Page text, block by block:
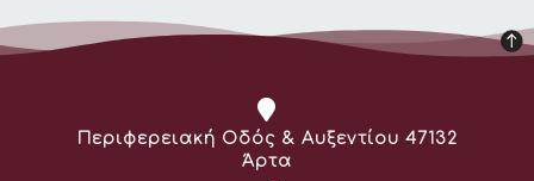
Διεύθυνση:
Περιφερειακή Οδός & Αυξεντίου 47132
Άρτα